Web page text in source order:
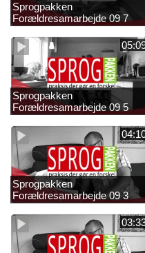
Sprogpakken
Forældresamarbejde 09 7
Sprogpakken
Forældresamarbejde 09 5
Sprogpakken
Forældresamarbejde 09 3